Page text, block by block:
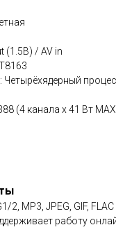
(1.5В) / AV in
(4 канала x 41 Вт
2, MP3, JPEG, GIF, FLAC
работу